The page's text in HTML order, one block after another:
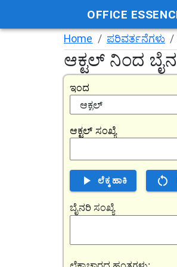
OFFICE
Home / ಪರಿವರ್ತನೆಗಳು /
ಆಕ್ಟಲ್ ನಿಂದ
ಇಂದ
ಆಕ್ಟಲ್ ಸಂಖ್ಯೆ
ಲೆಕ್ಕ ಹಾಕಿ
ಬೈನರಿ ಸಂಖ್ಯೆ